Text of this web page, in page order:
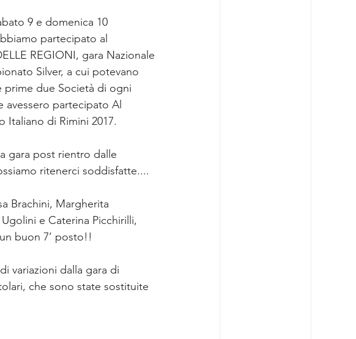
9 e domenica 10
partecipato al
REGIONI, gara Nazionale
Silver, a cui potevano
prime due Società di ogni
avessero partecipato Al
Italiano di Rimini 2017.
gara post rientro dalle
ritenerci soddisfatte....
Brachini, Margherita
e Caterina Picchirilli,
buon 7’ posto!!
variazioni dalla gara di
che sono state sostituite